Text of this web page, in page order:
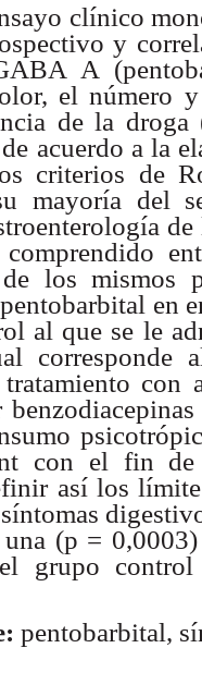
clínico
y
A
el número
de la droga
acuerdo a la
criterios de
mayoría del
de los mismos
en
al que se le
corresponde
con
con el fin de
así los
(p =
grupo
pentobarbital,